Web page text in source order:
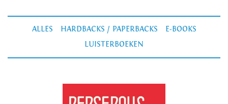
ALLES HARDBACKS / PAPERBACKS
E-BOOKS
LUISTERBOEKEN